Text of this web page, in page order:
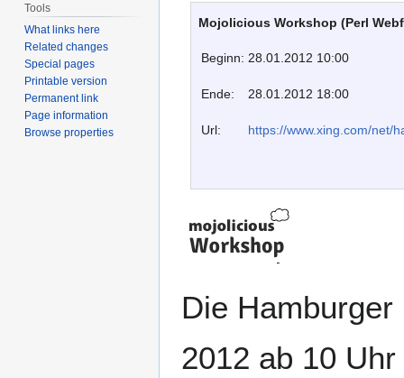
Mojolicious Workshop (Perl
Beginn: 28.01.2012 10:00
Ende: 28.01.2012 18:00
Url: https://www.xing.com/net/
Die
2012 ab 10
Tools
What links here
Related changes
Special pages
Printable version
Permanent link
Page information
Browse properties